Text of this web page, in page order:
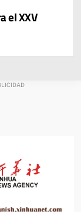
el XXV